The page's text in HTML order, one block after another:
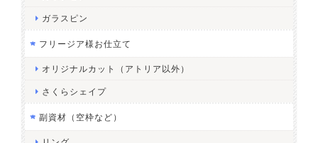
ガラスピン
フリージア様お仕立て
オリジナルカット（アトリア以外）
さくらシェイプ
副資材（空枠など）